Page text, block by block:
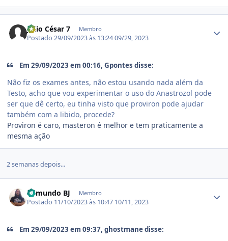
Júlio César 7 Membro
Postado29/09/2023 às 13:2409/29, 2023
Em 29/09/2023 em 00:16, Gpontes disse:
Não fiz os exames antes, não estou usando nada além da
Testo, acho que vou experimentar o uso do Anastrozol pode
ser que dê certo, eu tinha visto que proviron pode ajudar
também com a libido, procede?
Proviron é caro, masteron é melhor e tem praticamente a
mesma ação
2 semanas depois...
Edmundo BJ Membro
Postado 11/10/2023 às 10:47 10/11, 2023
Em 29/09/2023 em 09:37, ghostmane disse: